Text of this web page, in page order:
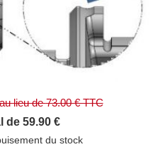
lieu de73.00€ TTC
de 59.90 €
du stock